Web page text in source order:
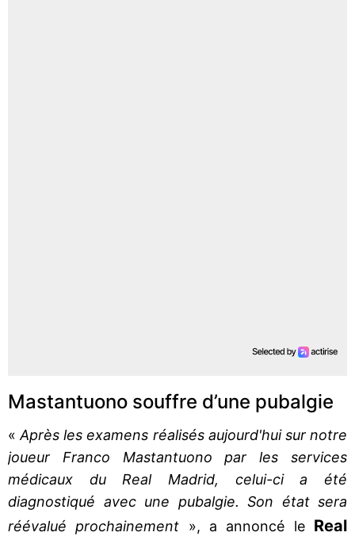
Mastantuono souffre d’une pubalgie
«Après les examens réalisés aujourd'hui sur notre
joueur Franco Mastantuono par les services
médicaux du Real Madrid, celui-ci a été
diagnostiqué avec une pubalgie. Son état sera
réévalué prochainement », a annoncé le Real